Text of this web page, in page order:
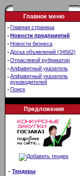
Главное меню
· Главная страница
· Новости предприятий
· Новости бизнеса
· Доска объявлений (34562)
· Отраслевой рубрикатор
· Алфавитный указатель
· Алфавитный указатель
руководителей
· Поиск
Предложения
· Тендеры